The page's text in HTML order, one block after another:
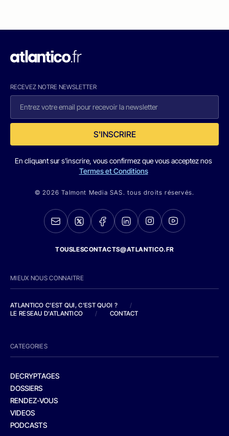
RECEVEZ NOTRE NEWSLETTER
S'INSCRIRE
En cliquant sur s'inscrire, vous confirmez que vous acceptez nos
Termes et Conditions
© 2026 Talmont Media SAS. tous droits réservés.
TOUSLESCONTACTS@ATLANTICO.FR
MIEUX NOUS CONNAITRE
ATLANTICO C'EST QUI, C'EST QUOI ?
/
LE RESEAU D'ATLANTICO
/ CONTACT
CATEGORIES
DECRYPTAGES
DOSSIERS
RENDEZ-VOUS
VIDEOS
PODCASTS